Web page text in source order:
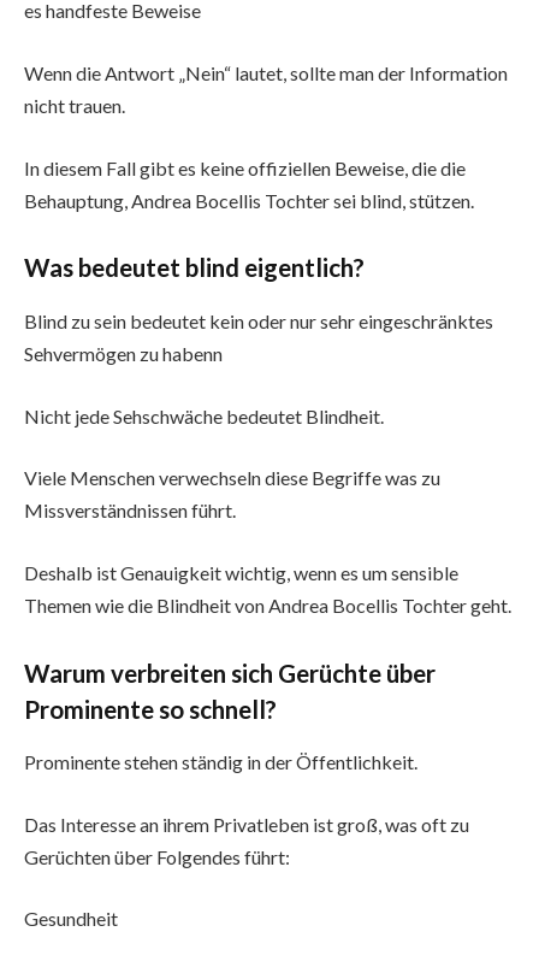
es handfeste Beweise
Wenn die Antwort „Nein“ lautet, sollte man der Information
nicht trauen.
In diesem Fall gibt es keine offiziellen Beweise, die die
Behauptung, Andrea Bocellis Tochter sei blind, stützen.
Was bedeutet blind eigentlich?
Blind zu sein bedeutet kein oder nur sehr eingeschränktes
Sehvermögen zu habenn
Nicht jede Sehschwäche bedeutet Blindheit.
Viele Menschen verwechseln diese Begriffe was zu
Missverständnissen führt.
Deshalb ist Genauigkeit wichtig, wenn es um sensible
Themen wie die Blindheit von Andrea Bocellis Tochter geht.
Warum verbreiten sich Gerüchte über
Prominente so schnell?
Prominente stehen ständig in der Öffentlichkeit.
Das Interesse an ihrem Privatleben ist groß, was oft zu
Gerüchten über Folgendes führt:
Gesundheit